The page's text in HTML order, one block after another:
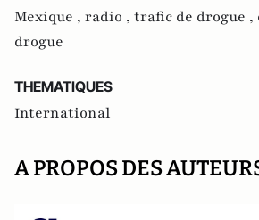
Mexique , radio , trafic de drogue ,
drogue
THEMATIQUES
International
A PROPOS DES